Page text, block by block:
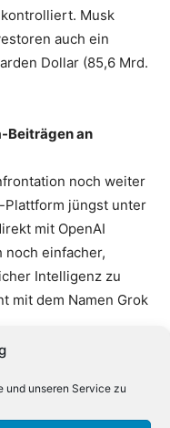
und unseren Service zu
Musk
auch ein
Dollar (85,6 Mrd.
Beiträgen an
noch weiter
jüngst unter
mit OpenAI
noch einfacher,
Intelligenz zu
mit dem Namen Grok
auf öffentliche
um seine KI-
Programme